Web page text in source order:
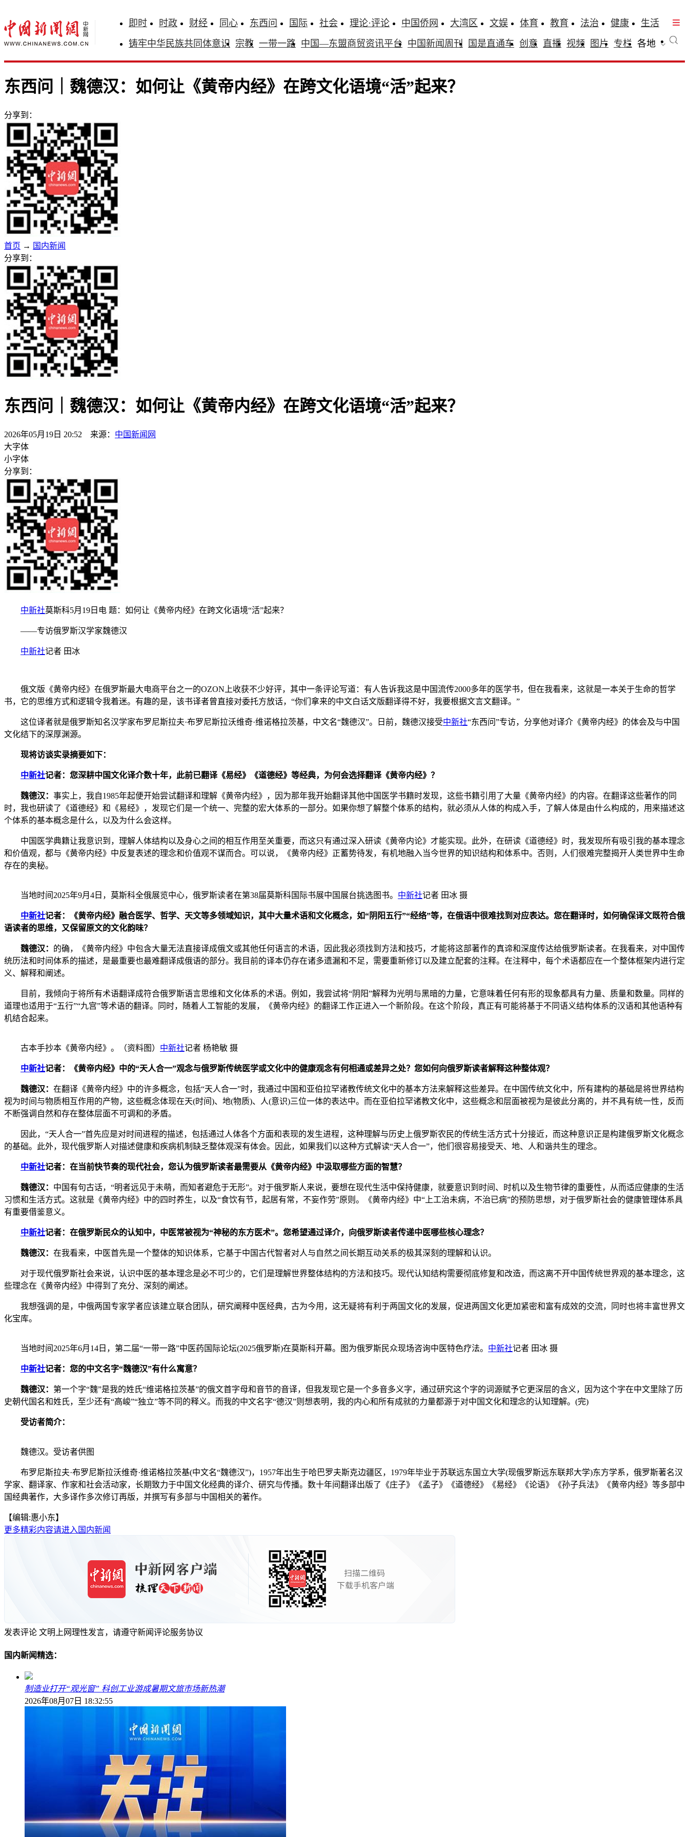
即时 时政 财经 同心 东西问 国际 社会 理论·评论 中国侨网 大湾区 文娱 体育 教育 法治 健康
生活
铸牢中华民族共同体意识 宗教 一带一路 中国—东盟商贸资讯平台 中国新闻周刊 国是直通车 创意 直播 视频 图片 专栏 各地
东西问｜魏德汉：如何让《黄帝内经》在跨文化语境“活”起来？
分享到：
首页 → 国内新闻
分享到：
东西问｜魏德汉：如何让《黄帝内经》在跨文化语境“活”起来？
2026年05月19日 20:52 来源： 中国新闻网
大字体
小字体
分享到：
中新社莫斯科5月19日电 题：如何让《黄帝内经》在跨文化语境“活”起来？
——专访俄罗斯汉学家魏德汉
中新社记者 田冰
俄文版《黄帝内经》在俄罗斯最大电商平台之一的OZON上收获不少好评，其中一条评论写道：有人告诉我这是中国流传2000多年的医学书，但在我看来，这就是一本关于生命的哲学
书，它的思维方式和逻辑令我着迷。有趣的是，该书译者曾直接对委托方放话，“你们拿来的中文白话文版翻译得不好，我要根据文言文翻译。”
这位译者就是俄罗斯知名汉学家布罗尼斯拉夫·布罗尼斯拉沃维奇·维诺格拉茨基，中文名“魏德汉”。日前，魏德汉接受中新社“东西问”专访，分享他对译介《黄帝内经》的体会及与中国
文化结下的深厚渊源。
现将访谈实录摘要如下：
中新社记者：您深耕中国文化译介数十年，此前已翻译《易经》《道德经》等经典，为何会选择翻译《黄帝内经》？
魏德汉： 事实上，我自1985年起便开始尝试翻译和理解《黄帝内经》，因为那年我开始翻译其他中国医学书籍时发现，这些书籍引用了大量《黄帝内经》的内容。在翻译这些著作的同
时，我也研读了《道德经》和《易经》，发现它们是一个统一、完整的宏大体系的一部分。如果你想了解整个体系的结构，就必须从人体的构成入手，了解人体是由什么构成的，用来描述这
个体系的基本概念是什么，以及为什么会这样。
中国医学典籍让我意识到，理解人体结构以及身心之间的相互作用至关重要，而这只有通过深入研读《黄帝内论》才能实现。此外，在研读《道德经》时，我发现所有吸引我的基本理念
和价值观，都与《黄帝内经》中反复表述的理念和价值观不谋而合。可以说，《黄帝内经》正蓄势待发，有机地融入当今世界的知识结构和体系中。否则，人们很难完整揭开人类世界中生命
存在的奥秘。
当地时间2025年9月4日，莫斯科全俄展览中心，俄罗斯读者在第38届莫斯科国际书展中国展台挑选图书。 中新社记者 田冰 摄
中新社记者：《黄帝内经》融合医学、哲学、天文等多领域知识，其中大量术语和文化概念，如“阴阳五行”“经络”等，在俄语中很难找到对应表达。您在翻译时，如何确保译文既符合俄
语读者的思维，又保留原文的文化韵味？
魏德汉： 的确，《黄帝内经》中包含大量无法直接译成俄文或其他任何语言的术语，因此我必须找到方法和技巧，才能将这部著作的真谛和深度传达给俄罗斯读者。在我看来，对中国传
统历法和时间体系的描述，是最重要也最难翻译成俄语的部分。我目前的译本仍存在诸多遗漏和不足，需要重新修订以及建立配套的注释。在注释中，每个术语都应在一个整体框架内进行定
义、解释和阐述。
目前，我倾向于将所有术语翻译成符合俄罗斯语言思维和文化体系的术语。例如，我尝试将“阴阳”解释为光明与黑暗的力量，它意味着任何有形的现象都具有力量、质量和数量。同样的
道理也适用于“五行”“九宫”等术语的翻译。同时，随着人工智能的发展，《黄帝内经》的翻译工作正进入一个新阶段。在这个阶段，真正有可能将基于不同语义结构体系的汉语和其他语种有
机结合起来。
古本手抄本《黄帝内经》。（资料图） 中新社记者 杨艳敏 摄
中新社记者：《黄帝内经》中的“天人合一”观念与俄罗斯传统医学或文化中的健康观念有何相通或差异之处？您如何向俄罗斯读者解释这种整体观？
魏德汉： 在翻译《黄帝内经》中的许多概念，包括“天人合一”时，我通过中国和亚伯拉罕诸教传统文化中的基本方法来解释这些差异。在中国传统文化中，所有建构的基础是将世界结构
视为时间与物质相互作用的产物，这些概念体现在天(时间)、地(物质)、人(意识)三位一体的表达中。而在亚伯拉罕诸教文化中，这些概念和层面被视为是彼此分离的，并不具有统一性，反而
不断强调自然和存在整体层面不可调和的矛盾。
因此，“天人合一”首先应是对时间进程的描述，包括通过人体各个方面和表现的发生进程，这种理解与历史上俄罗斯农民的传统生活方式十分接近，而这种意识正是构建俄罗斯文化概念
的基础。此外，现代俄罗斯人对描述健康和疾病机制缺乏整体观深有体会。因此，如果我们以这种方式解读“天人合一”，他们很容易接受天、地、人和谐共生的理念。
中新社记者：在当前快节奏的现代社会，您认为俄罗斯读者最需要从《黄帝内经》中汲取哪些方面的智慧？
魏德汉： 中国有句古话，“明者远见于未萌，而知者避危于无形”。对于俄罗斯人来说，要想在现代生活中保持健康，就要意识到时间、时机以及生物节律的重要性，从而适应健康的生活
习惯和生活方式。这就是《黄帝内经》中的四时养生，以及“食饮有节，起居有常，不妄作劳”原则。《黄帝内经》中“上工治未病，不治已病”的预防思想，对于俄罗斯社会的健康管理体系具
有重要借鉴意义。
中新社记者：在俄罗斯民众的认知中，中医常被视为“神秘的东方医术”。您希望通过译介，向俄罗斯读者传递中医哪些核心理念？
魏德汉： 在我看来，中医首先是一个整体的知识体系，它基于中国古代智者对人与自然之间长期互动关系的极其深刻的理解和认识。
对于现代俄罗斯社会来说，认识中医的基本理念是必不可少的，它们是理解世界整体结构的方法和技巧。现代认知结构需要彻底修复和改造，而这离不开中国传统世界观的基本理念，这
些理念在《黄帝内经》中得到了充分、深刻的阐述。
我想强调的是，中俄两国专家学者应该建立联合团队，研究阐释中医经典，古为今用，这无疑将有利于两国文化的发展，促进两国文化更加紧密和富有成效的交流，同时也将丰富世界文
化宝库。
当地时间2025年6月14日，第二届“一带一路”中医药国际论坛(2025俄罗斯)在莫斯科开幕。图为俄罗斯民众现场咨询中医特色疗法。 中新社记者 田冰 摄
中新社记者：您的中文名字“魏德汉”有什么寓意？
魏德汉： 第一个字“魏”是我的姓氏“维诺格拉茨基”的俄文首字母和音节的音译，但我发现它是一个多音多义字，通过研究这个字的词源赋予它更深层的含义，因为这个字在中文里除了历
史朝代国名和姓氏，至少还有“高峻”“独立”等不同的释义。而我的中文名字“德汉”则想表明，我的内心和所有成就的力量都源于对中国文化和理念的认知理解。(完)
受访者简介：
魏德汉。受访者供图
布罗尼斯拉夫·布罗尼斯拉沃维奇·维诺格拉茨基(中文名“魏德汉”)，1957年出生于哈巴罗夫斯克边疆区，1979年毕业于苏联远东国立大学(现俄罗斯远东联邦大学)东方学系，俄罗斯著名汉
学家、翻译家、作家和社会活动家，长期致力于中国文化经典的译介、研究与传播。数十年间翻译出版了《庄子》《孟子》《道德经》《易经》《论语》《孙子兵法》《黄帝内经》等多部中
国经典著作，大多译作多次修订再版，并撰写有多部与中国相关的著作。
【编辑:惠小东】
更多精彩内容请进入国内新闻
发表评论 文明上网理性发言，请遵守新闻评论服务协议
国内新闻精选：
制造业打开“观光窗” 科创工业游成暑期文旅市场新热潮
2026年08月07日 18:32:55